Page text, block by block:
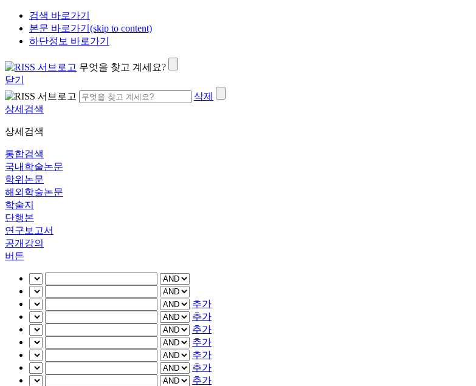
검색 바로가기
본문 바로가기(skip to content)
하단정보 바로가기
무엇을 찾고 계세요?
닫기
삭제
상세검색
상세검색
통합검색
국내학술논문
학위논문
해외학술논문
학술지
단행본
연구보고서
공개강의
버튼
추가
추가
추가
추가
추가
추가
추가